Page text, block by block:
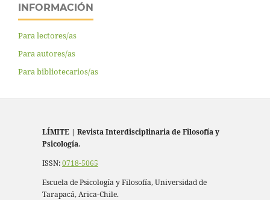
INFORMACIÓN
Para lectores/as
Para autores/as
Para bibliotecarios/as
LÍMITE | Revista Interdisciplinaria de Filosofía y
Psicología.
ISSN:0718-5065
Escuela de Psicología y Filosofía, Universidad de
Tarapacá, Arica-Chile.